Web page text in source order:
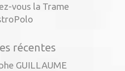
vous la Trame
récentes
GUILLAUME